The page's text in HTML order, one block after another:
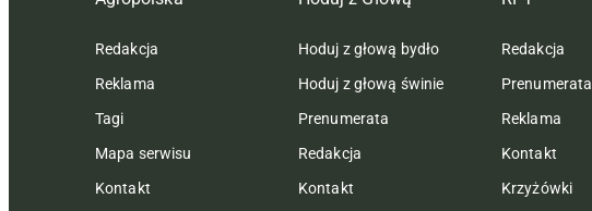
Redakcja
Reklama
Tagi
Mapa serwisu
Kontakt
Hoduj z głową bydło
Hoduj z głową świnie
Prenumerata
Redakcja
Kontakt
Redakcja
Prenumerata
Reklama
Kontakt
Krzyżówki